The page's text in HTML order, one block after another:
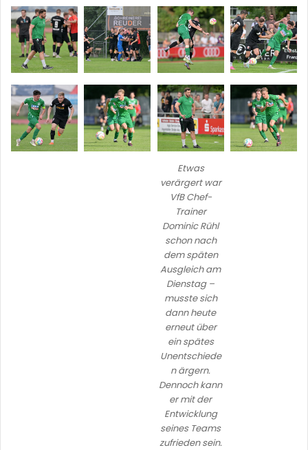
Etwas
verärgert war
VfB Chef-
Trainer
Dominic Rühl
schon nach
dem späten
Ausgleich am
Dienstag –
musste sich
dann heute
erneut über
ein spätes
Unentschiede
n ärgern.
Dennoch kann
er mit der
Entwicklung
seines Teams
zufrieden sein.